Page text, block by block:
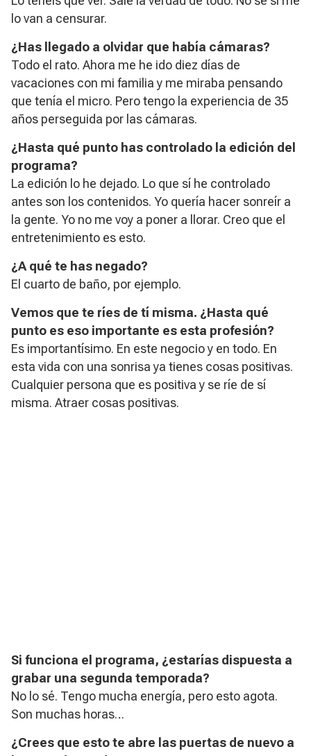
lo van a censurar.
¿Has llegado a olvidar que había cámaras?
Todo el rato. Ahora me he ido diez días de
vacaciones con mi familia y me miraba pensando
que tenía el micro. Pero tengo la experiencia de 35
años perseguida por las cámaras.
¿Hasta qué punto has controlado la edición del
programa?
La edición lo he dejado. Lo que sí he controlado
antes son los contenidos. Yo quería hacer sonreír a
la gente. Yo no me voy a poner a llorar. Creo que el
entretenimiento es esto.
¿A qué te has negado?
El cuarto de baño, por ejemplo.
​Vemos que te ríes de tí misma. ¿Hasta qué
punto es eso importante es esta profesión?
Es importantísimo. En este negocio y en todo. En
esta vida con una sonrisa ya tienes cosas positivas.
Cualquier persona que es positiva y se ríe de sí
misma. Atraer cosas positivas.
Si funciona el programa, ¿estarías dispuesta a
grabar una segunda temporada?
No lo sé. Tengo mucha energía, pero esto agota.
Son muchas horas…
¿Crees que esto te abre las puertas de nuevo a